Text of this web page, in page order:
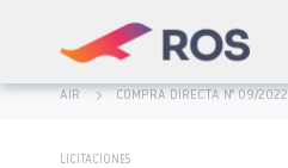
AIR COMPRA DIRECTA N° 09/2022
LICITACIONES